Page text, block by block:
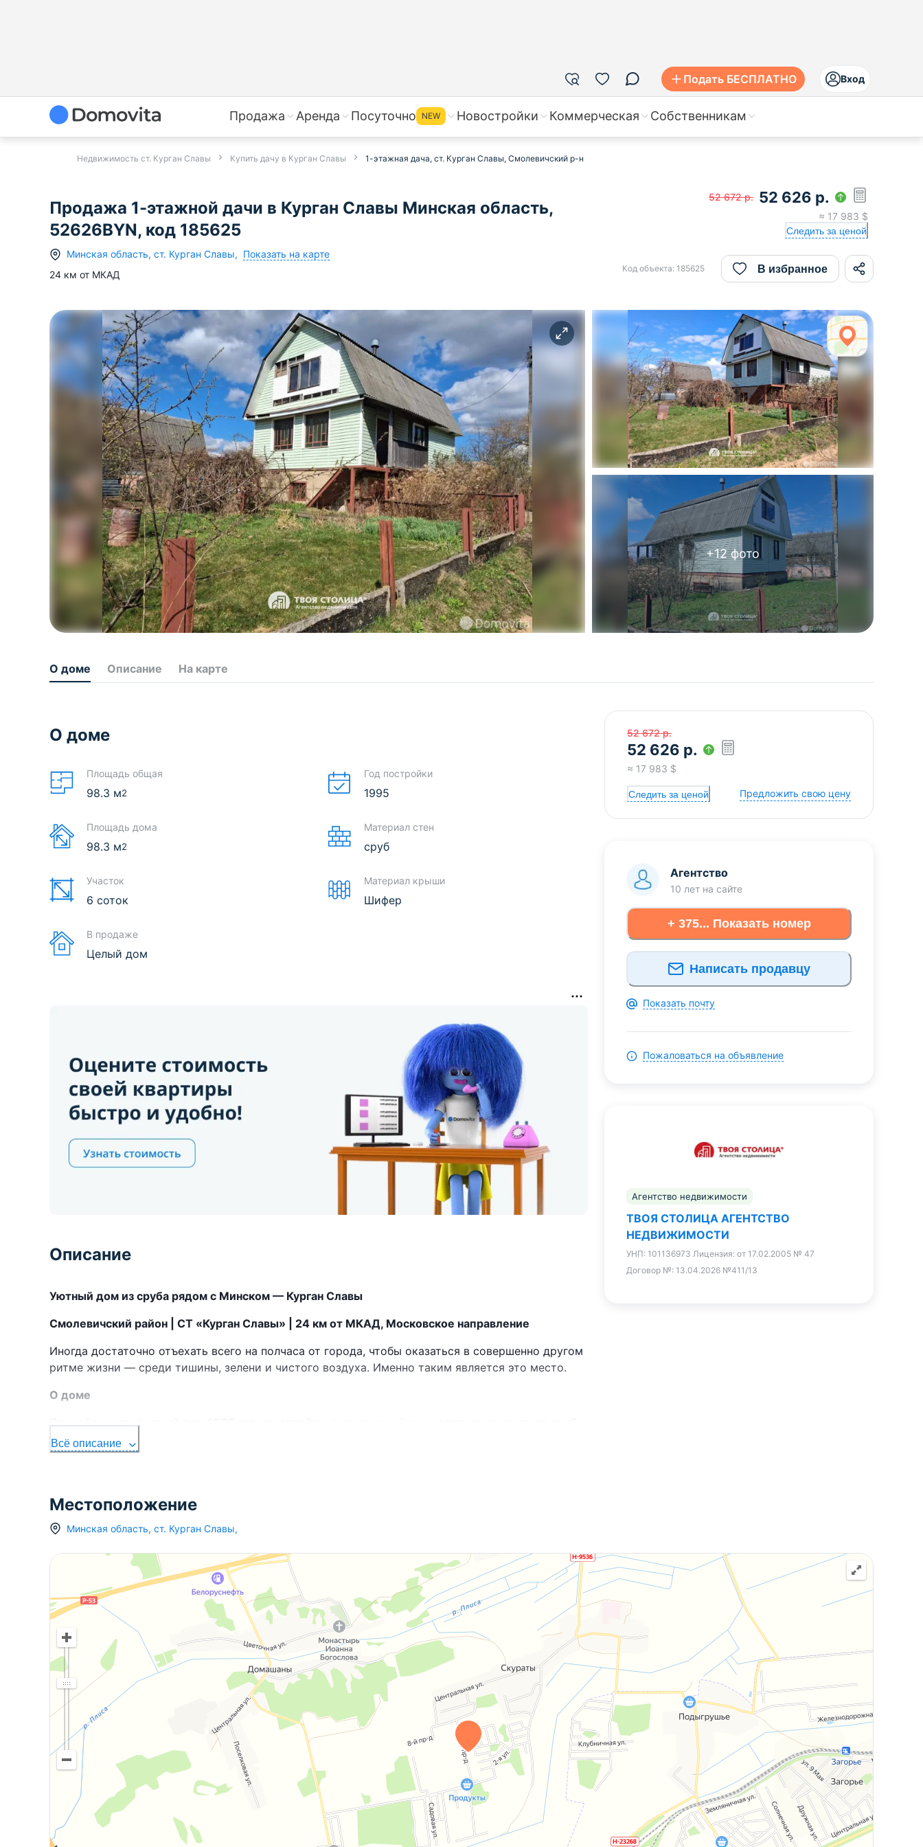
Подать БЕСПЛАТНО Вход
Продажа Аренда Посуточно NEW Новостройки Коммерческая Собственникам
Недвижимость ст. Курган Славы Купить дачу в Курган Славы 1-этажная дача, ст. Курган Славы, Смолевичский р-н
Продажа 1-этажной дачи в Курган Славы Минская область,
52626BYN, код 185625
Минская область, ст. Курган Славы, Показать на карте
24 км от МКАД
52 672 р. 52 626 р.
≈ 17 983 $
Следить за ценой
Код объекта: 185625 В избранное
+12фото
О доме Описание На карте
О доме
Площадь общая
98.3 м2
Площадь дома
98.3 м2
Участок
6 соток
В продаже
Целый дом
Год постройки
1995
Материал стен
сруб
Материал крыши
Шифер
Описание
Уютный дом из сруба рядом с Минском — Курган Славы
Смолевичский район | СТ «Курган Славы» | 24 км от МКАД, Московское направление
Иногда достаточно отъехать всего на полчаса от города, чтобы оказаться в совершенно другом
ритме жизни — среди тишины, зелени и чистого воздуха. Именно таким является это место.
О доме
Продаётсязагородный дом 1995 года постройки
— материала, который ценят за тепло, долговечность и особую атмосферу уюта.
3 светлые комнаты
220 В
Крыша —
, проверенное временем решение
Дом продаётсябез мебели
, что даёт возможность обустроить пространство под себя и
создать интерьер по собственному вкусу.
Участок
6 соток
земли
На участке растут
взрослые деревья и цветы , создающие приятную тень и ощущение
сформированного, жилого пространства
Стояночное место для автомобиля
Подъезд к дому осуществляется по асфальтированной и гравийной дороге, что удобно в любое
время года.
Всё описание
52 672 р.
52 626 р.
≈ 17 983 $
Следить за ценой Предложить свою цену
Агентство
10 лет на сайте
+ 375... Показать номер
Написать продавцу
Показать почту
Пожаловаться на объявление
Агентство недвижимости
ТВОЯ СТОЛИЦА АГЕНТСТВО
НЕДВИЖИМОСТИ
УНП: 101136973 Лицензия: от 17.02.2005 № 47
Договор №: 13.04.2026 №411/13
Местоположение
Минская область, ст. Курган Славы,